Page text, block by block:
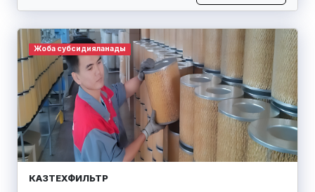
Жоба субсидияланады
КАЗТЕХФИЛЬТР